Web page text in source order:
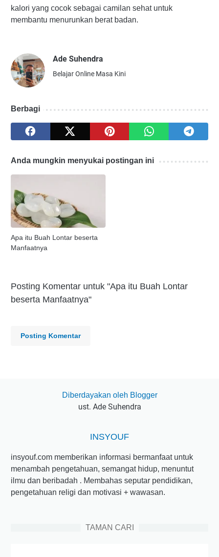
kalori yang cocok sebagai camilan sehat untuk
membantu menurunkan berat badan.
Ade Suhendra
Belajar Online Masa Kini
Berbagi
Anda mungkin menyukai postingan ini
Apa itu Buah Lontar beserta
Manfaatnya
Posting Komentar untuk "Apa itu Buah Lontar
beserta Manfaatnya"
Posting Komentar
Diberdayakan oleh Blogger
ust. Ade Suhendra
INSYOUF
insyouf.com memberikan informasi bermanfaat untuk
menambah pengetahuan, semangat hidup, menuntut
ilmu dan beribadah . Membahas seputar pendidikan,
pengetahuan religi dan motivasi + wawasan.
TAMAN CARI